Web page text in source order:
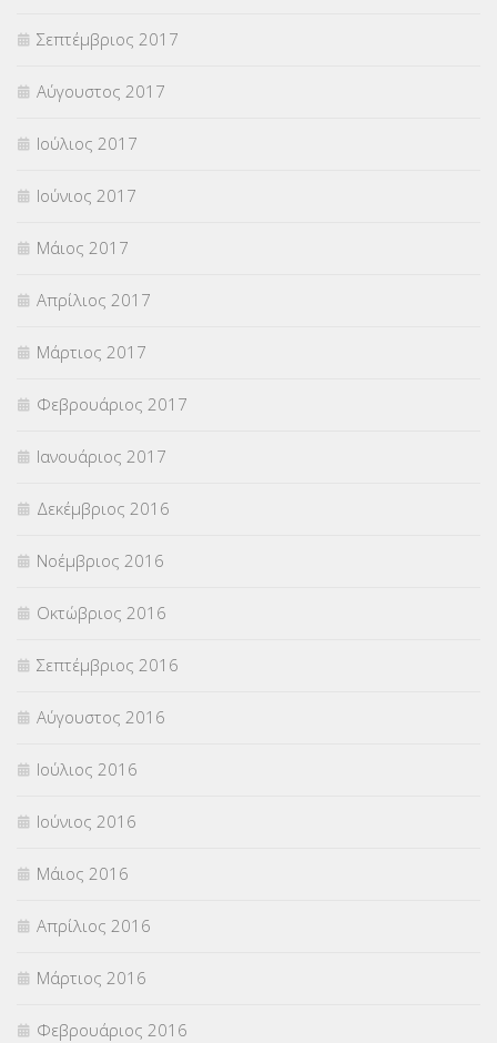
Σεπτέμβριος 2017
Αύγουστος 2017
Ιούλιος 2017
Ιούνιος 2017
Μάιος 2017
Απρίλιος 2017
Μάρτιος 2017
Φεβρουάριος 2017
Ιανουάριος 2017
Δεκέμβριος 2016
Νοέμβριος 2016
Οκτώβριος 2016
Σεπτέμβριος 2016
Αύγουστος 2016
Ιούλιος 2016
Ιούνιος 2016
Μάιος 2016
Απρίλιος 2016
Μάρτιος 2016
Φεβρουάριος 2016